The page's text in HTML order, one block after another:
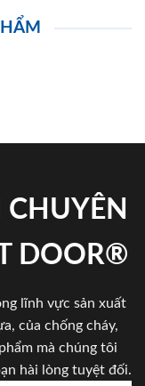
DOOR®
lĩnh vực sản xuất
của chống cháy,
mà chúng tôi
hài lòng tuyệt đối.